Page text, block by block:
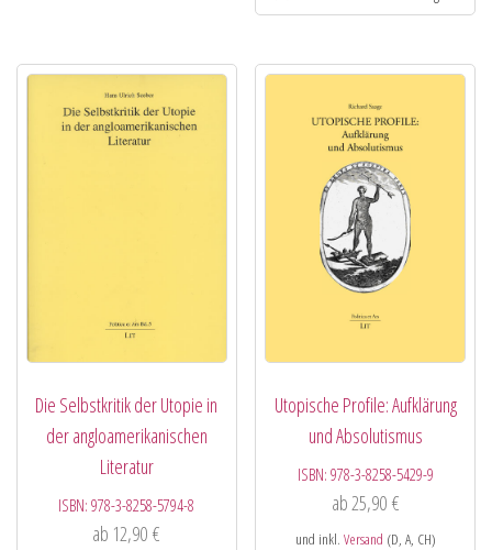
Die Selbstkritik der Utopie in
der angloamerikanischen
Literatur
ISBN:978-3-8258-5794-8
ab 12,90€
Utopische Profile: Aufklärung
und Absolutismus
ISBN: 978-3-8258-5429-9
ab 25,90 €
und inkl. Versand (D, A, CH)